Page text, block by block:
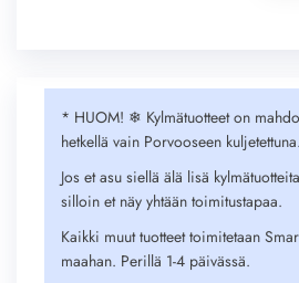
* HUOM! ❄︎ Kylmätuotteet on
hetkellä vain Porvooseen kuljetettuna.
Jos et asu siellä älä lisä
silloin et näy yhtään toimitustapaa.
Kaikki muut tuotteet toimitetaan
maahan. Perillä 1-4 päivässä.